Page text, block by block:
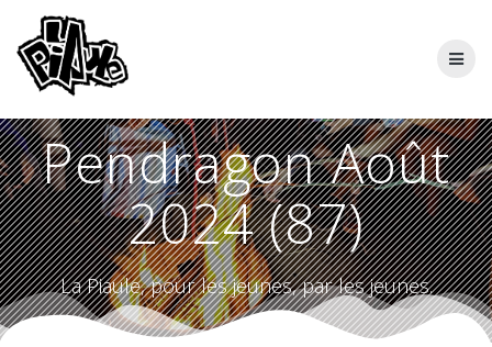
Pendragon Août
2024 (87)
La Piaule, pour les jeunes, par les jeunes.